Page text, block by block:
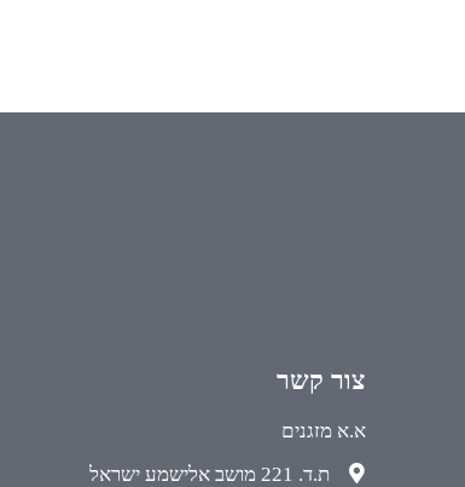
צור קשר
א.א מזגנים
ת.ד. 221 מושב אלישמע ישראל